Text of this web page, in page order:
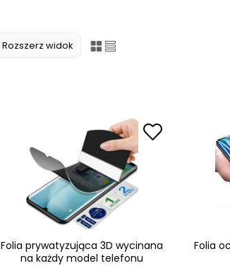
Rozszerz widok
Folia prywatyzująca 3D wycinana
na każdy model telefonu
Folia